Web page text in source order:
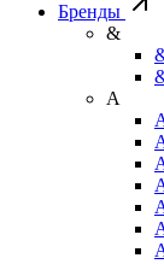
Бренды
&
A